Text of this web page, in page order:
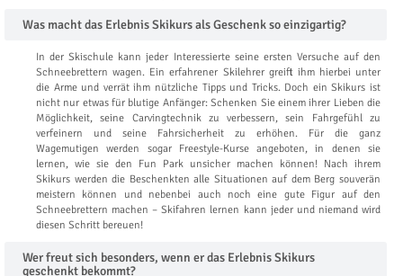
Was macht das Erlebnis Skikurs als Geschenk so einzigartig?
In der Skischule kann jeder Interessierte seine ersten Versuche auf den
Schneebrettern wagen. Ein erfahrener Skilehrer greift ihm hierbei unter
die Arme und verrät ihm nützliche Tipps und Tricks. Doch ein Skikurs ist
nicht nur etwas für blutige Anfänger: Schenken Sie einem ihrer Lieben die
Möglichkeit, seine Carvingtechnik zu verbessern, sein Fahrgefühl zu
verfeinern und seine Fahrsicherheit zu erhöhen. Für die ganz
Wagemutigen werden sogar Freestyle-Kurse angeboten, in denen sie
lernen, wie sie den Fun Park unsicher machen können! Nach ihrem
Skikurs werden die Beschenkten alle Situationen auf dem Berg souverän
meistern können und nebenbei auch noch eine gute Figur auf den
Schneebrettern machen – Skifahren lernen kann jeder und niemand wird
diesen Schritt bereuen!
Wer freut sich besonders, wenn er das Erlebnis Skikurs
geschenkt bekommt?